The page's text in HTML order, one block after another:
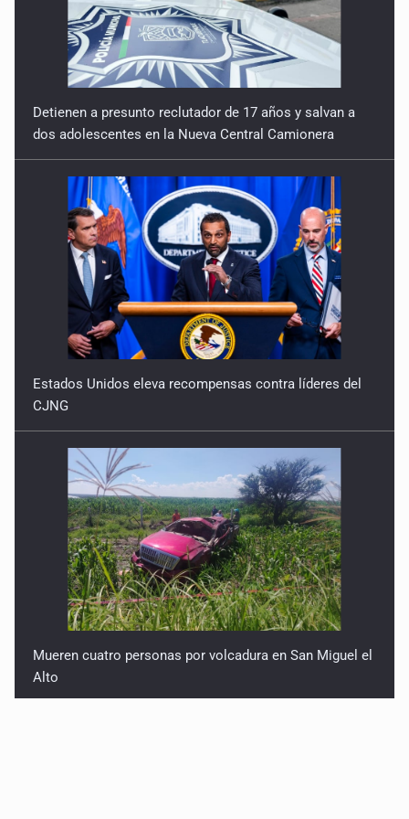
Detienen a presunto reclutador de 17 años y salvan a
dos adolescentes en la Nueva Central Camionera
Estados Unidos eleva recompensas contra líderes del
CJNG
Mueren cuatro personas por volcadura en San Miguel el
Alto